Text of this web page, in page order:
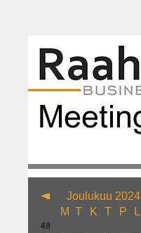
Joulukuu 2024
M T K T P L
48